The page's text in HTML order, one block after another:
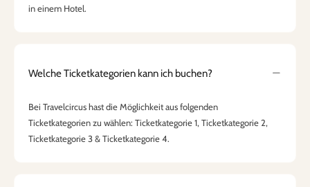
in einem Hotel.
Welche Ticketkategorien kann ich buchen?
Bei Travelcircus hast die Möglichkeit aus folgenden
Ticketkategorien zu wählen: Ticketkategorie 1, Ticketkategorie 2,
Ticketkategorie 3 & Ticketkategorie 4.